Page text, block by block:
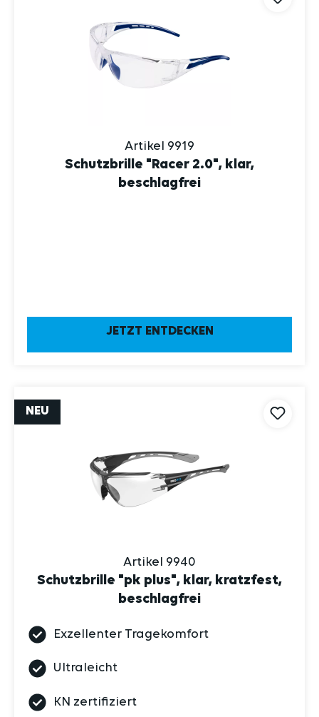
Artikel 9919
Schutzbrille "Racer 2.0", klar,
beschlagfrei
JETZT ENTDECKEN
NEU
Artikel 9940
Schutzbrille "pk plus", klar, kratzfest,
beschlagfrei
Exzellenter Tragekomfort
Ultraleicht
KN zertifiziert